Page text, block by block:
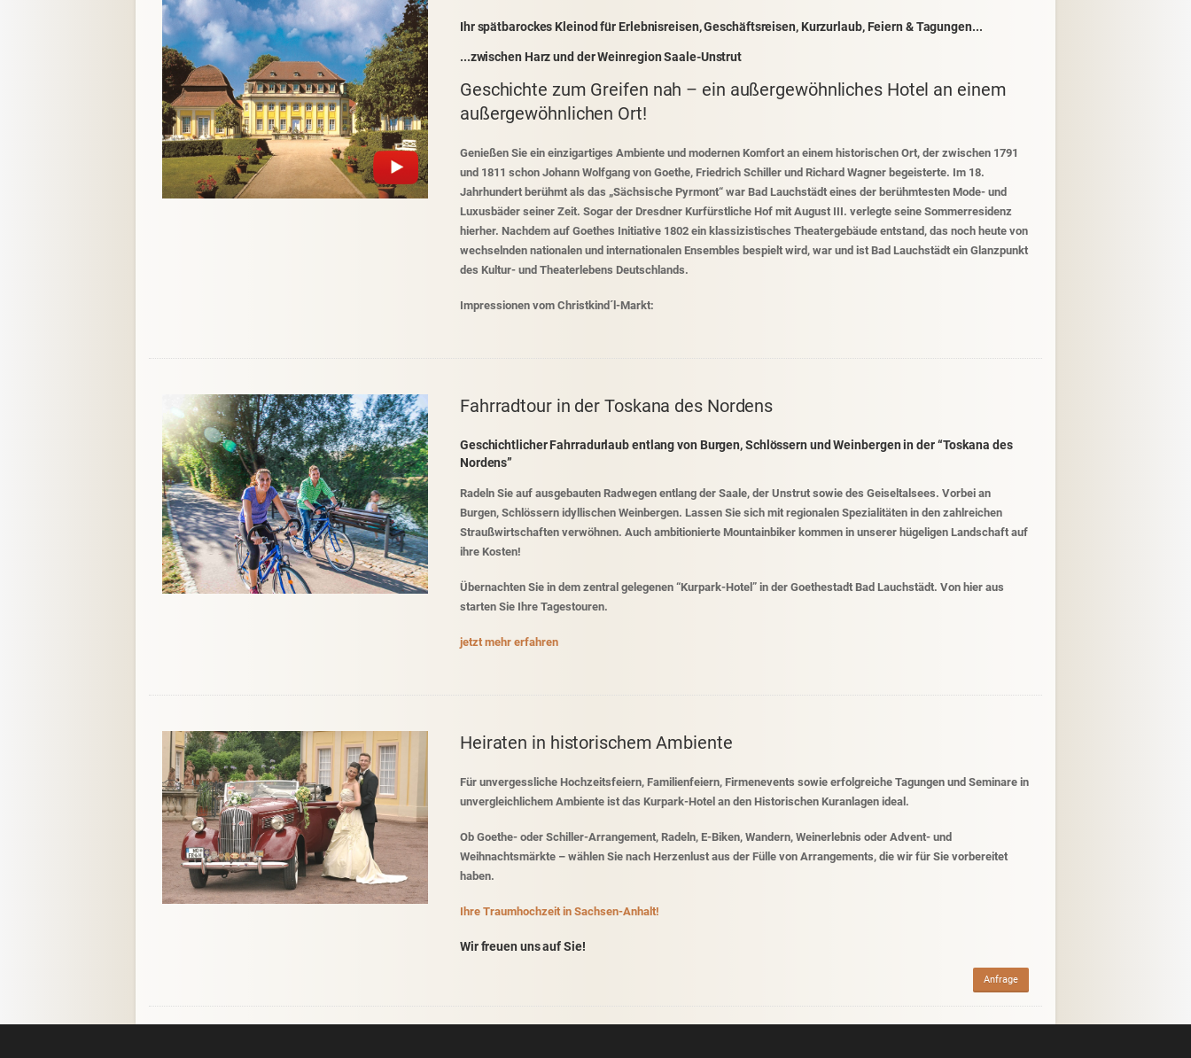
Ihr spätbarockes Kleinod für Erlebnisreisen, Geschäftsreisen, Kurzurlaub, Feiern & Tagungen...
...zwischen Harz und der Weinregion Saale-Unstrut
Geschichte zum Greifen nah – ein außergewöhnliches Hotel an einem
außergewöhnlichen Ort!
Genießen Sie ein einzigartiges Ambiente und modernen Komfort an einem historischen Ort, der zwischen 1791
und 1811 schon Johann Wolfgang von Goethe, Friedrich Schiller und Richard Wagner begeisterte. Im 18.
Jahrhundert berühmt als das „Sächsische Pyrmont“ war Bad Lauchstädt eines der berühmtesten Mode- und
Luxusbäder seiner Zeit. Sogar der Dresdner Kurfürstliche Hof mit August III. verlegte seine Sommerresidenz
hierher. Nachdem auf Goethes Initiative 1802 ein klassizistisches Theatergebäude entstand, das noch heute von
wechselnden nationalen und internationalen Ensembles bespielt wird, war und ist Bad Lauchstädt ein Glanzpunkt
des Kultur- und Theaterlebens Deutschlands.
Impressionen vom Christkind´l-Markt:
Fahrradtour in der Toskana des Nordens
Geschichtlicher Fahrradurlaub entlang von Burgen, Schlössern und Weinbergen in der “Toskana des
Nordens”
Radeln Sie auf ausgebauten Radwegen entlang der Saale, der Unstrut sowie des Geiseltalsees. Vorbei an
Burgen, Schlössern idyllischen Weinbergen. Lassen Sie sich mit regionalen Spezialitäten in den zahlreichen
Straußwirtschaften verwöhnen. Auch ambitionierte Mountainbiker kommen in unserer hügeligen Landschaft auf
ihre Kosten!
Übernachten Sie in dem zentral gelegenen “Kurpark-Hotel” in der Goethestadt Bad Lauchstädt. Von hier aus
starten Sie Ihre Tagestouren.
jetzt mehr erfahren
Heiraten in historischem Ambiente
Für unvergessliche Hochzeitsfeiern, Familienfeiern, Firmenevents sowie erfolgreiche Tagungen und Seminare in
unvergleichlichem Ambiente ist das Kurpark-Hotel an den Historischen Kuranlagen ideal.
Ob Goethe- oder Schiller-Arrangement, Radeln, E-Biken, Wandern, Weinerlebnis oder Advent- und
Weihnachtsmärkte – wählen Sie nach Herzenlust aus der Fülle von Arrangements, die wir für Sie vorbereitet
haben.
Ihre Traumhochzeit in Sachsen-Anhalt!
Wir freuen uns auf Sie!
Anfrage